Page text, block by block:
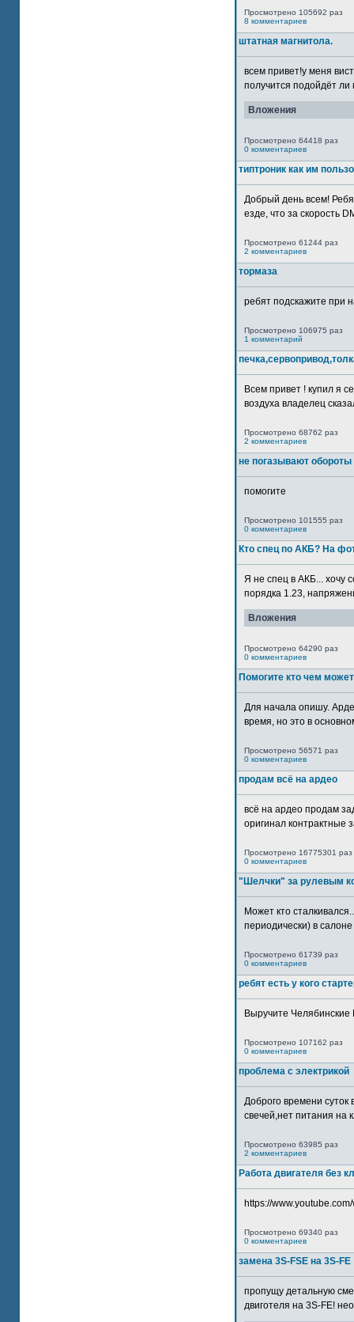
Просмотрено 105692 раз
8 комментариев
штатная магнитола.
всем привет!у меня
получится подойдёт ли
Вложения
Просмотрено 64418 раз
0 комментариев
типтроник как им
Добрый день всем!
езде, что за скорость
Просмотрено 61244 раз
2 комментариев
тормаза
ребят подскажите при
Просмотрено 106975 раз
1 комментарий
Всем привет ! купил я
воздуха владелец
Просмотрено 68762 раз
2 комментариев
не погазывают обороты
помогите
Просмотрено 101555 раз
0 комментариев
Кто спец по АКБ? На
Я не спец в АКБ... хочу
порядка 1.23,
Вложения
Просмотрено 64290 раз
0 комментариев
Помогите кто чем может
Для начала опишу.
время, но это в
Просмотрено 56571 раз
0 комментариев
продам всё на ардео
всё на ардео продам
оригинал контрактные
Просмотрено 16775301 раз
0 комментариев
"Шелчки" за рулевым
Может кто
периодически) в
Просмотрено 61739 раз
0 комментариев
ребят есть у кого
Выручите
Просмотрено 107162 раз
0 комментариев
проблема с электрикой
Доброго времени суток
свечей,нет питания на
Просмотрено 63985 раз
2 комментариев
Работа двигателя без
https://
Просмотрено 69340 раз
0 комментариев
замена 3S-FSE на 3S-FE
пропущу детальную
двиготеля на 3S-FE!